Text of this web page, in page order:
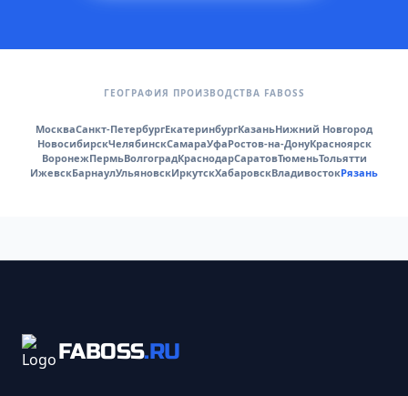
ГЕОГРАФИЯ ПРОИЗВОДСТВА FABOSS
МоскваСанкт-ПетербургЕкатеринбургКазаньНижний Новгород
НовосибирскЧелябинскСамараУфаРостов-на-ДонуКрасноярск
ВоронежПермьВолгоградКраснодарСаратовТюменьТольятти
ИжевскБарнаулУльяновскИркутскХабаровскВладивостокРязань
FABOSS.RU